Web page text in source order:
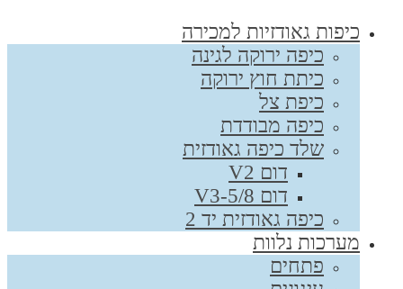
כיפות גאודזיות למכירה
כיפה ירוקה לגינה
כיתת חוץ ירוקה
כיפת צל
כיפה מבודדת
שלד כיפה גאודזית
דום V2
דום V3-5/8
כיפה גאודזית יד 2
מערכות נלוות
פתחים